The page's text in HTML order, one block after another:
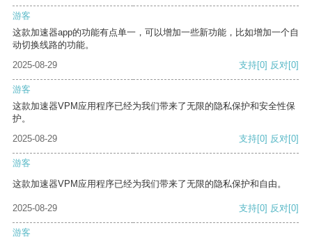
游客
这款加速器app的功能有点单一，可以增加一些新功能，比如增加一个自
动切换线路的功能。
2025-08-29
支持[0] 反对[0]
游客
这款加速器VPM应用程序已经为我们带来了无限的隐私保护和安全性保
护。
2025-08-29
支持[0] 反对[0]
游客
这款加速器VPM应用程序已经为我们带来了无限的隐私保护和自由。
2025-08-29 支持[0] 反对[0]
游客